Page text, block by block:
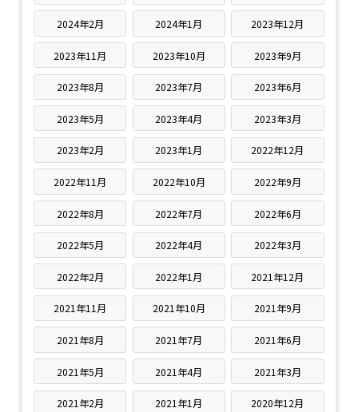
2024年2月 2024年1月 2023年12月
2023年11月 2023年10月 2023年9月
2023年8月 2023年7月 2023年6月
2023年5月 2023年4月 2023年3月
2023年2月 2023年1月 2022年12月
2022年11月 2022年10月 2022年9月
2022年8月 2022年7月 2022年6月
2022年5月 2022年4月 2022年3月
2022年2月 2022年1月 2021年12月
2021年11月 2021年10月 2021年9月
2021年8月 2021年7月 2021年6月
2021年5月 2021年4月 2021年3月
2021年2月 2021年1月 2020年12月